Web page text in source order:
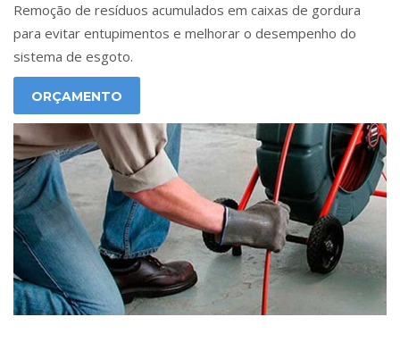
Remoção de resíduos acumulados em caixas de gordura
para evitar entupimentos e melhorar o desempenho do
sistema de esgoto.
ORÇAMENTO